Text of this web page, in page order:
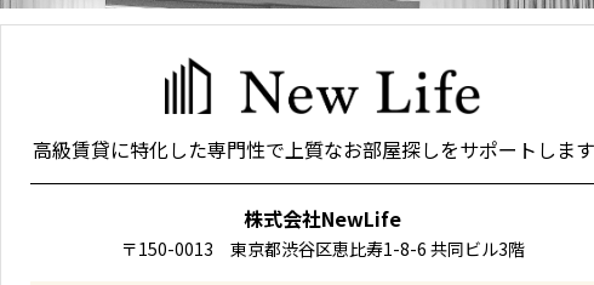
高級賃貸に特化した専門性で上質なお部屋探しをサポートしま
株式会社NewLife
〒150-0013 東京都渋谷区恵比寿1-8-6 共同ビル3階